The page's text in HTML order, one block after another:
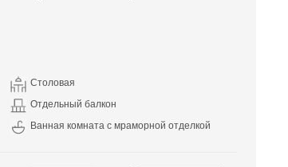
Столовая
Отдельный балкон
Ванная комната с мраморной отделкой